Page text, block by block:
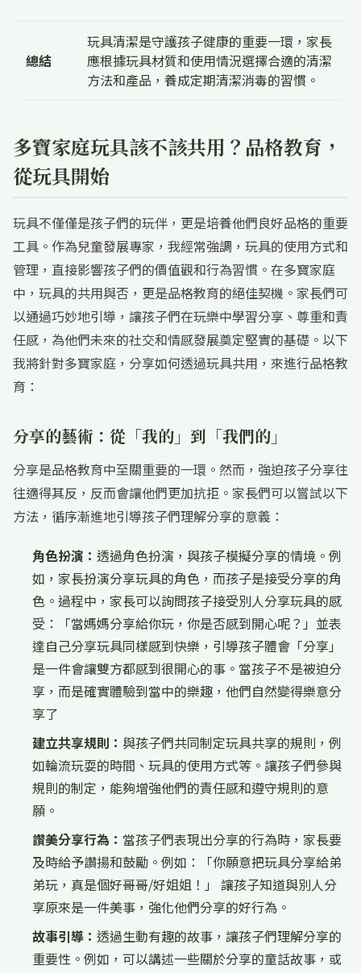
總結
玩具清潔是守護孩子健康的重要一環，家長
應根據玩具材質和使用情況選擇合適的清潔
方法和產品，養成定期清潔消毒的習慣。
多寶家庭玩具該不該共用？品格教育，
從玩具開始
玩具不僅僅是孩子們的玩伴，更是培養他們良好品格的重要
工具。作為兒童發展專家，我經常強調，玩具的使用方式和
管理，直接影響孩子們的價值觀和行為習慣。在多寶家庭
中，玩具的共用與否，更是品格教育的絕佳契機。家長們可
以通過巧妙地引導，讓孩子們在玩樂中學習分享、尊重和責
任感，為他們未來的社交和情感發展奠定堅實的基礎。以下
我將針對多寶家庭，分享如何透過玩具共用，來進行品格教
育：
分享的藝術：從「我的」到「我們的」
分享是品格教育中至關重要的一環。然而，強迫孩子分享往
往適得其反，反而會讓他們更加抗拒。家長們可以嘗試以下
方法，循序漸進地引導孩子們理解分享的意義：
角色扮演： 透過角色扮演，與孩子模擬分享的情境。例
如，家長扮演分享玩具的角色，而孩子是接受分享的角
色。過程中，家長可以詢問孩子接受別人分享玩具的感
受：「當媽媽分享給你玩，你是否感到開心呢？」並表
達自己分享玩具同樣感到快樂，引導孩子體會「分享」
是一件會讓雙方都感到很開心的事。當孩子不是被迫分
享，而是確實體驗到當中的樂趣，他們自然變得樂意分
享了
建立共享規則： 與孩子們共同制定玩具共享的規則，例
如輪流玩耍的時間、玩具的使用方式等。讓孩子們參與
規則的制定，能夠增強他們的責任感和遵守規則的意
願。
讚美分享行為： 當孩子們表現出分享的行為時，家長要
及時給予讚揚和鼓勵。例如：「你願意把玩具分享給弟
弟玩，真是個好哥哥/好姐姐！」 讓孩子知道與別人分
享原來是一件美事，強化他們分享的好行為。
故事引導： 透過生動有趣的故事，讓孩子們理解分享的
重要性。例如，可以講述一些關於分享的童話故事，或